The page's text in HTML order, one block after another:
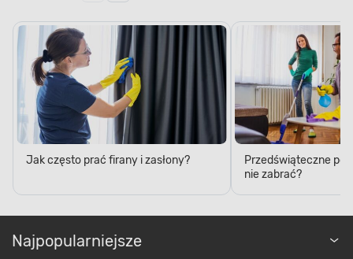
Jak często prać firany i zasłony?
Przedświąteczne
nie zabrać?
Najpopularniejsze